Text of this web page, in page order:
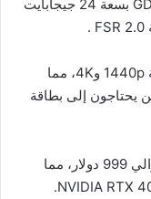
مواصفات البطاقة : تحتوي على ذاكرة GDDR6 بسعة 24 جيجابايت
الأداء: تتيح هذه البطاقة أداءً رائع لجودة ودقة 1440p و4K، مما
يحتاجون إلى بطاقة
السعر: تُطرح هذه البطاقة بسعر يبدأ من حوالي 999 دولار، مما